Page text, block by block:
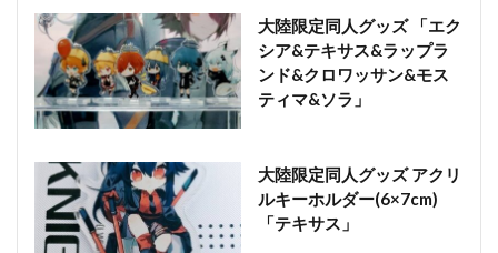
大陸限定同人グッズ 「エク
シア&テキサス&ラップラ
ンド&クロワッサン&モス
ティマ&ソラ」
大陸限定同人グッズ アクリ
ルキーホルダー(6×7cm)
「テキサス」